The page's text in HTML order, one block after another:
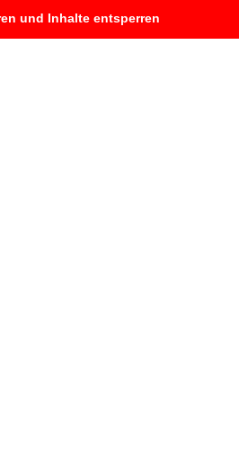
und Inhalte entsperren